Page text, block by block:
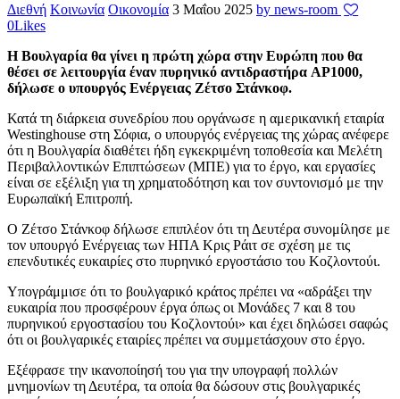
Διεθνή Κοινωνία Οικονομία 3 Μαΐου 2025 by news-room
0Likes
Η Βουλγαρία θα γίνει η πρώτη χώρα στην Ευρώπη που θα
θέσει σε λειτουργία έναν πυρηνικό αντιδραστήρα AP1000,
δήλωσε ο υπουργός Ενέργειας Ζέτσο Στάνκοφ.
Κατά τη διάρκεια συνεδρίου που οργάνωσε η αμερικανική εταιρία
Westinghouse στη Σόφια, ο υπουργός ενέργειας της χώρας ανέφερε
ότι η Βουλγαρία διαθέτει ήδη εγκεκριμένη τοποθεσία και Μελέτη
Περιβαλλοντικών Επιπτώσεων (ΜΠΕ) για το έργο, και εργασίες
είναι σε εξέλιξη για τη χρηματοδότηση και τον συντονισμό με την
Ευρωπαϊκή Επιτροπή.
Ο Ζέτσο Στάνκοφ δήλωσε επιπλέον ότι τη Δευτέρα συνομίλησε με
τον υπουργό Ενέργειας των ΗΠΑ Κρις Ράιτ σε σχέση με τις
επενδυτικές ευκαιρίες στο πυρηνικό εργοστάσιο του Κοζλοντούι.
Υπογράμμισε ότι το βουλγαρικό κράτος πρέπει να «αδράξει την
ευκαιρία που προσφέρουν έργα όπως οι Μονάδες 7 και 8 του
πυρηνικού εργοστασίου του Κοζλοντούι» και έχει δηλώσει σαφώς
ότι οι βουλγαρικές εταιρίες πρέπει να συμμετάσχουν στο έργο.
Εξέφρασε την ικανοποίησή του για την υπογραφή πολλών
μνημονίων τη Δευτέρα, τα οποία θα δώσουν στις βουλγαρικές